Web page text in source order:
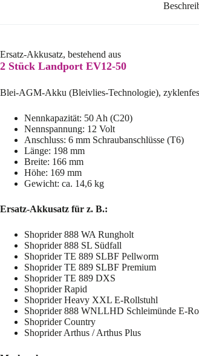
Ersatz-Akkusatz, bestehend aus
2 Stück Landport EV12-50
Blei-AGM-Akku (Bleivlies-Technologie),
Nennkapazität: 50 Ah (C20)
Nennspannung: 12 Volt
Anschluss: 6 mm Schraubanschlüsse (T6)
Länge: 198 mm
Breite: 166 mm
Höhe: 169 mm
Gewicht: ca. 14,6 kg
Ersatz-Akkusatz für z. B.:
Shoprider 888 WA Rungholt
Shoprider 888 SL Südfall
Shoprider TE 889 SLBF Pellworm
Shoprider TE 889 SLBF Premium
Shoprider TE 889 DXS
Shoprider Rapid
Shoprider Heavy XXL E-Rollstuhl
Shoprider 888 WNLLHD Schleimünde E-
Shoprider Country
Shoprider Arthus / Arthus Plus